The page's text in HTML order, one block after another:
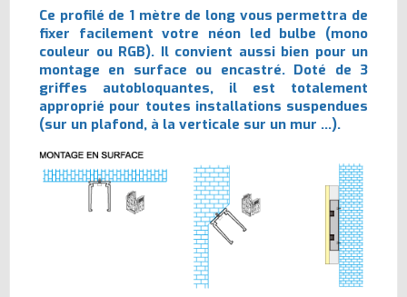
Ce profilé de 1 mètre de long vous permettra de
fixer facilement votre néon led bulbe (mono
couleur ou RGB). Il convient aussi bien pour un
montage en surface ou encastré. Doté de 3
griffes autobloquantes, il est totalement
approprié pour toutes installations suspendues
(sur un plafond, à la verticale sur un mur ...).